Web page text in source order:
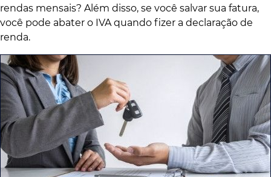
rendas mensais? Além disso, se você salvar sua fatura,
você pode abater o IVA quando fizer a declaração de
renda.